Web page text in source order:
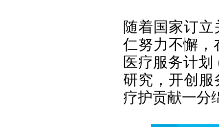
随着国家订
仁努力不懈，
医疗服务计
研究，开创
疗护贡献一分